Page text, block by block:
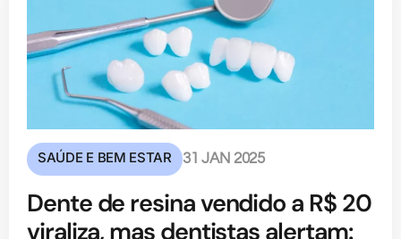
SAÚDE E BEM ESTAR 31 JAN 2025
Dente de resina vendido a R$ 20
viraliza, mas dentistas alertam: